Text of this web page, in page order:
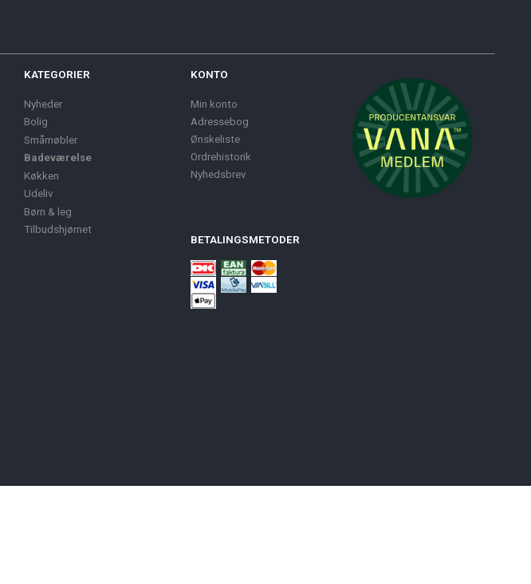
KATEGORIER
Nyheder
Bolig
Småmøbler
Badeværelse
Køkken
Udeliv
Børn & leg
Tilbudshjørnet
KONTO
Min konto
Adressebog
Ønskeliste
Ordrehistorik
Nyhedsbrev
BETALINGSMETODER